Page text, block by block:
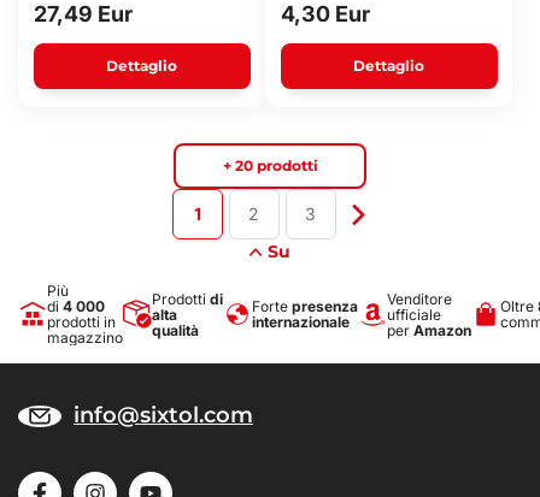
27,49 Eur
Dettaglio
4,30 Eur
Dettaglio
Su
+ 20 prodotti
1 2 3
Più
di 4 000
prodotti in
magazzino
Prodotti di
alta
qualità
Forte presenza
internazionale
Venditore
ufficiale
per Amazon
Oltre
info@sixtol.com